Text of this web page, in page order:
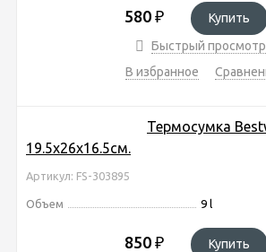
580 ₽
Купить
Быстрый просмотр
В избранное
Термосумка
19.5х26х16.5см.
Артикул: FS-303895
Объем 9 l
850 ₽
Купить